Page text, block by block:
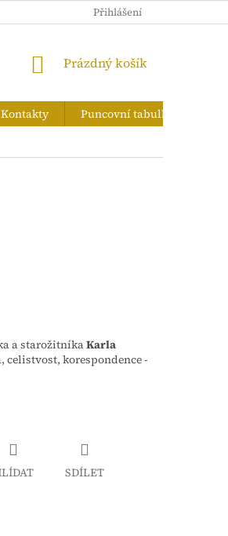
Přihlášení
NÁKUPNÍ
Prázdný košík
Kontakty Puncovní tabulka
a starožitníkaKarla
celistvost, korespondence -
SDÍLET